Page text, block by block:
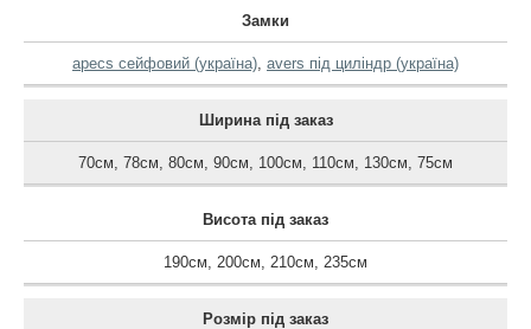
Замки
apecs сейфовий (україна) avers під циліндр (україна)
Ширина під заказ
70см 78см 80см 90см 100см 110см 130см 75см
Висота під заказ
190см 200см 210см 235см
Розмір під заказ